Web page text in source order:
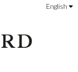
English